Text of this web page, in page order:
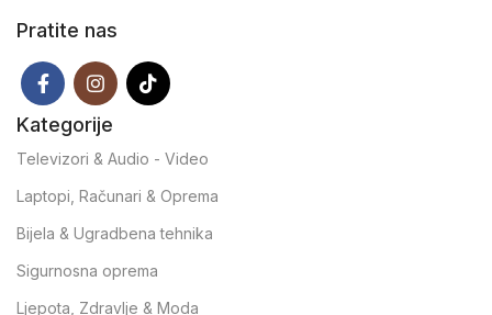
Pratite nas
Kategorije
Televizori & Audio - Video
Laptopi, Računari & Oprema
Bijela & Ugradbena tehnika
Sigurnosna oprema
Ljepota, Zdravlje & Moda